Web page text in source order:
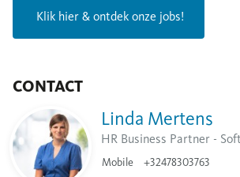
Klik hier & ontdek onze jobs!
CONTACT
Linda Mertens
HR Business Partner -
Mobile +32478303763